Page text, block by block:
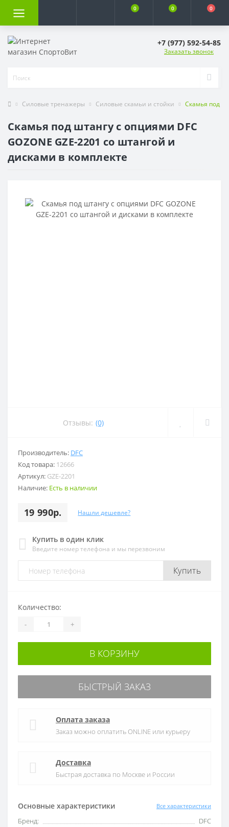
0 0 0
+7 (977) 592-54-85
Заказать звонок
Силовые тренажеры Силовые скамьи и стойки Скамья под
Скамья под штангу с опциями DFC
GOZONE GZE-2201 со штангой и
дисками в комплекте
Отзывы: (0)
Производитель: DFC
Код товара: 12666
Артикул: GZE-2201
Наличие: Есть в наличии
19 990р. Нашли дешевле?
Купить в один клик
Введите номер телефона и мы перезвоним
Купить
Основные характеристики Все характеристики
Бренд:
DFC
Количество:
- +
В КОРЗИНУ
БЫСТРЫЙ ЗАКАЗ
Оплата заказа
Заказ можно оплатить ONLINE или курьеру
Доставка
Быстрая доставка по Москве и России